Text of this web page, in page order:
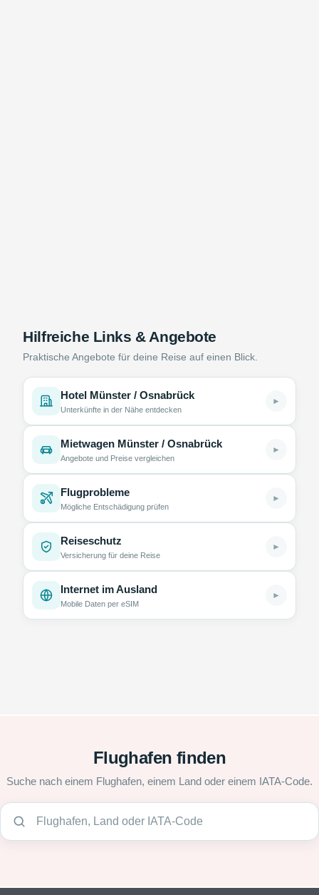
Hilfreiche Links & Angebote
Praktische Angebote für deine Reise auf einen Blick.
Hotel Münster / Osnabrück
Unterkünfte in der Nähe entdecken
►
Mietwagen Münster / Osnabrück
Angebote und Preise vergleichen
►
Flugprobleme
Mögliche Entschädigung prüfen
►
Reiseschutz
Versicherung für deine Reise
►
Internet im Ausland
Mobile Daten per eSIM
►
Flughafen finden
Suche nach einem Flughafen, einem Land oder einem IATA-Code.